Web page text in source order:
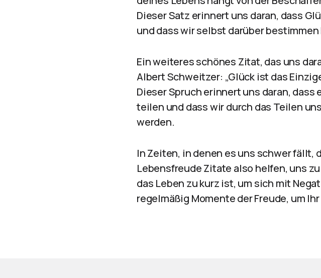
Dieser Satz erinnert uns daran, dass
und dass wir selbst darüber
Ein weiteres schönes Zitat, das uns
Albert Schweitzer: „Glück ist das
Dieser Spruch erinnert uns daran,
teilen und dass wir durch das Teilen
werden.
In Zeiten, in denen es uns schwer fällt,
Lebensfreude Zitate also helfen, uns
das Leben zu kurz ist, um sich mit
regelmäßig Momente der Freude, um